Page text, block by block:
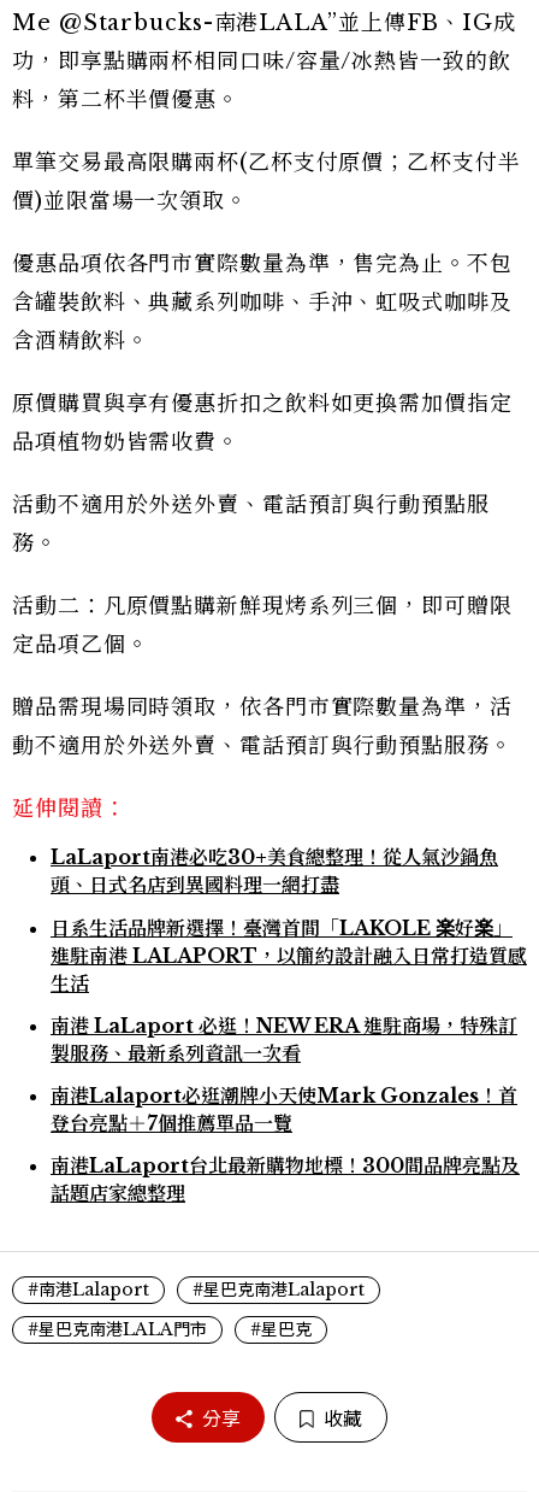
Me @Starbucks-南港LALA”並上傳FB、IG成
功，即享點購兩杯相同口味/容量/冰熱皆一致的飲
料，第二杯半價優惠。
單筆交易最高限購兩杯(乙杯支付原價；乙杯支付半
價)並限當場一次領取。
優惠品項依各門市實際數量為準，售完為止。不包
含罐裝飲料、典藏系列咖啡、手沖、虹吸式咖啡及
含酒精飲料。
原價購買與享有優惠折扣之飲料如更換需加價指定
品項植物奶皆需收費。
活動不適用於外送外賣、電話預訂與行動預點服
務。
活動二：凡原價點購新鮮現烤系列三個，即可贈限
定品項乙個。
贈品需現場同時領取，依各門市實際數量為準，活
動不適用於外送外賣、電話預訂與行動預點服務。
延伸閱讀：
LaLaport南港必吃30+美食總整理！從人氣沙鍋魚
頭、日式名店到異國料理一網打盡
日系生活品牌新選擇！臺灣首間「LAKOLE 楽好楽」
進駐南港 LALAPORT，以簡約設計融入日常打造質感
生活
南港 LaLaport 必逛！NEW ERA 進駐商場，特殊訂
製服務、最新系列資訊一次看
南港Lalaport必逛潮牌小天使Mark Gonzales！首
登台亮點＋7個推薦單品一覽
南港LaLaport台北最新購物地標！300間品牌亮點及
話題店家總整理
#南港Lalaport
#星巴克南港Lalaport
#星巴克南港LALA門市
#星巴克
分享 收藏